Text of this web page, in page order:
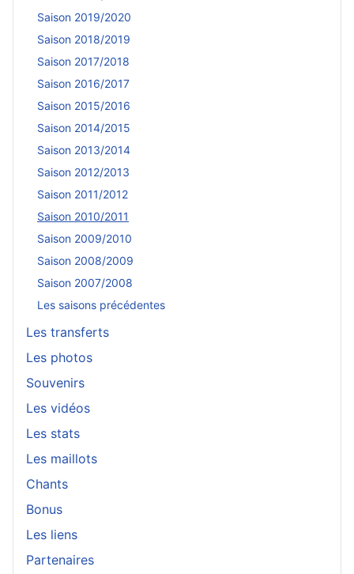
Saison 2019/2020
Saison 2018/2019
Saison 2017/2018
Saison 2016/2017
Saison 2015/2016
Saison 2014/2015
Saison 2013/2014
Saison 2012/2013
Saison 2011/2012
Saison 2010/2011
Saison 2009/2010
Saison 2008/2009
Saison 2007/2008
Les saisons précédentes
Les transferts
Les photos
Souvenirs
Les vidéos
Les stats
Les maillots
Chants
Bonus
Les liens
Partenaires